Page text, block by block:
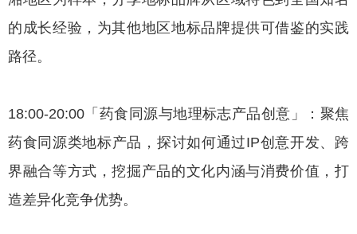
的成长经验，为其他地区地标品牌提供可借鉴的实践
路径。
18:00-20:00「药食同源与地理标志产品创意」：聚焦
药食同源类地标产品，探讨如何通过IP创意开发、跨
界融合等方式，挖掘产品的文化内涵与消费价值，打
造差异化竞争优势。